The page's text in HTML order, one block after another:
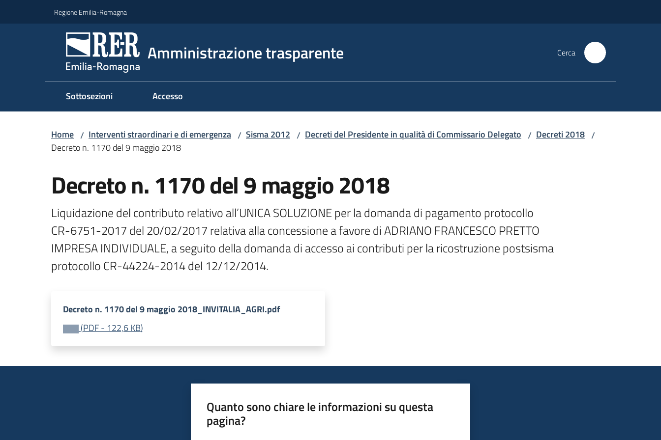
Regione Emilia-Romagna
Amministrazione trasparente Cerca
Sottosezioni Accesso
Home / Interventi straordinari e di emergenza / Sisma 2012 / Decreti del Presidente in qualità di Commissario Delegato / Decreti 2018 /
Decreto n. 1170 del 9 maggio 2018
Decreto n. 1170 del 9 maggio 2018
Liquidazione del contributo relativo all’UNICA SOLUZIONE per la domanda di pagamento protocollo
CR-6751-2017 del 20/02/2017 relativa alla concessione a favore di ADRIANO FRANCESCO PRETTO
IMPRESA INDIVIDUALE, a seguito della domanda di accesso ai contributi per la ricostruzione postsisma
protocollo CR-44224-2014 del 12/12/2014.
Decreto n. 1170 del 9 maggio 2018_INVITALIA_AGRI.pdf
(PDF- 122,6 KB)
Quanto sono chiare le informazioni su questa
pagina?